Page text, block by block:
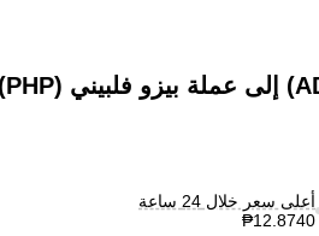
أعلى سعر خلال 24 ساعة